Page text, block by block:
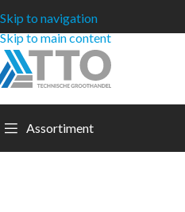
Skip to navigation
Skip to main content
Assortiment